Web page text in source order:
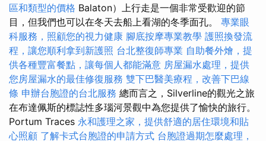
區和類型的價格 Balaton）上行走是一個非常受歡迎的節
目，但我們也可以在冬天去船上看湖的冬季面孔。 專業眼
科服務，照顧您的視力健康 腳底按摩專業教學 護照換發流
程，讓您順利拿到新護照 台北整復師專業 自助餐外燴，提
供各種豐富餐點，讓每個人都能滿意 房屋漏水處理，提供
您房屋漏水的最佳修復服務 雙下巴醫美療程，改善下巴線
條 申辦台胞證的台北服務 總而言之，Silverline的觀光之旅
在布達佩斯的標誌性多瑙河景觀中為您提供了愉快的旅行。
Portum Traces 永和護理之家，提供舒適的居住環境和貼
心照顧 了解卡式台胞證的申請方式 台胞證過期怎麼處理，